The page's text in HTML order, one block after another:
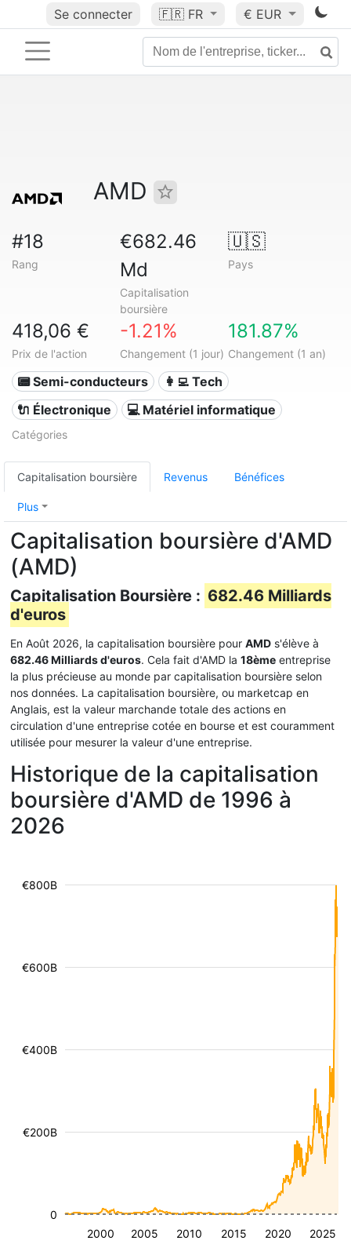
Se connecter 🇫🇷 FR € EUR
AMD
#18
Rang
€682.46
Md
Capitalisation
boursière
🇺🇸
Pays
418,06 €
Prix de l'action
-1.21%
Changement (1 jour)
181.87%
Changement (1 an)
📟 Semi-conducteurs
👩‍💻 Tech
🔌 Électronique
💻 Matériel informatique
Catégories
Capitalisation boursière Revenus Bénéfices
Plus
Capitalisation boursière d'AMD
(AMD)
Capitalisation Boursière : 682.46 Milliards
d'euros
En Août 2026, la capitalisation boursière pour AMD s'élève à
682.46 Milliards d'euros. Cela fait d'AMD la 18ème entreprise
la plus précieuse au monde par capitalisation boursière selon
nos données. La capitalisation boursière, ou marketcap en
Anglais, est la valeur marchande totale des actions en
circulation d'une entreprise cotée en bourse et est couramment
utilisée pour mesurer la valeur d'une entreprise.
Historique de la capitalisation
boursière d'AMD de 1996 à
2026
2000 2005 2010 2015 2020 2025
€200B
€400B
€600B
€800B
0